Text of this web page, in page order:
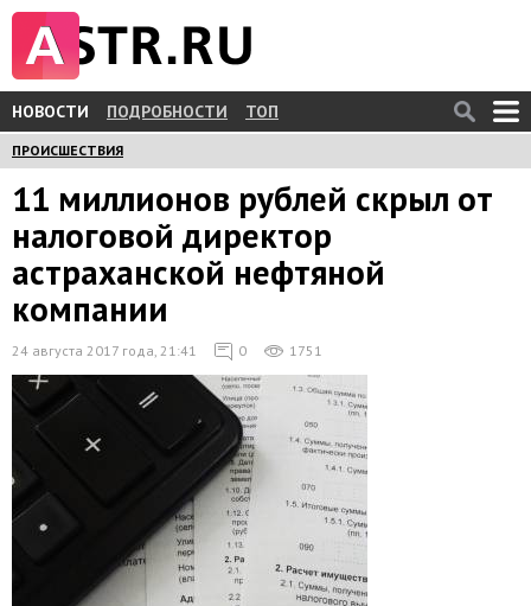
НОВОСТИ ПОДРОБНОСТИ ТОП
ПРОИСШЕСТВИЯ
11 миллионов рублей скрыл от
налоговой директор
астраханской нефтяной
компании
24 августа 2017 года, 21:41 0 1751